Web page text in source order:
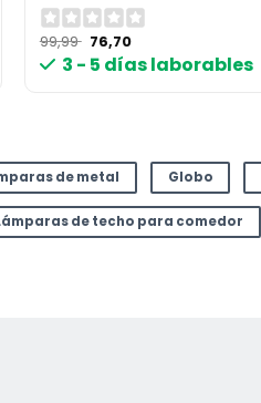
99,99 El
precio
original
76,70
precio
actual
3 - 5 días laborables
de metal Globo
de techo para comedor